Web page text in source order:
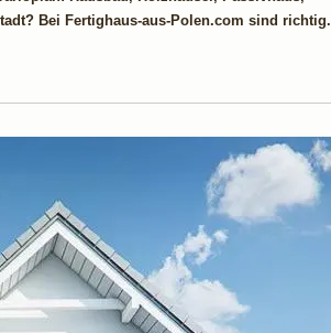
Bei Fertighaus-aus-Polen.com sind richtig.